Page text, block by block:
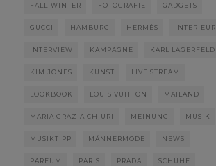
FALL-WINTER FOTOGRAFIE GADGETS
GUCCI HAMBURG HERMÈS INTERIEUR
INTERVIEW KAMPAGNE KARL LAGERFELD
KIM JONES KUNST LIVE STREAM
LOOKBOOK LOUIS VUITTON MAILAND
MARIA GRAZIA CHIURI MEINUNG MUSIK
MUSIKTIPP MÄNNERMODE NEWS
PARFUM PARIS PRADA SCHUHE